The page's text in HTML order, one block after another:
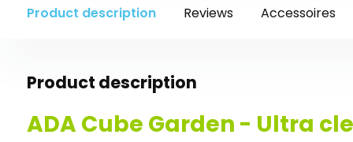
Product description Reviews Accessoires
Product description
ADA Cube Garden - Ultra